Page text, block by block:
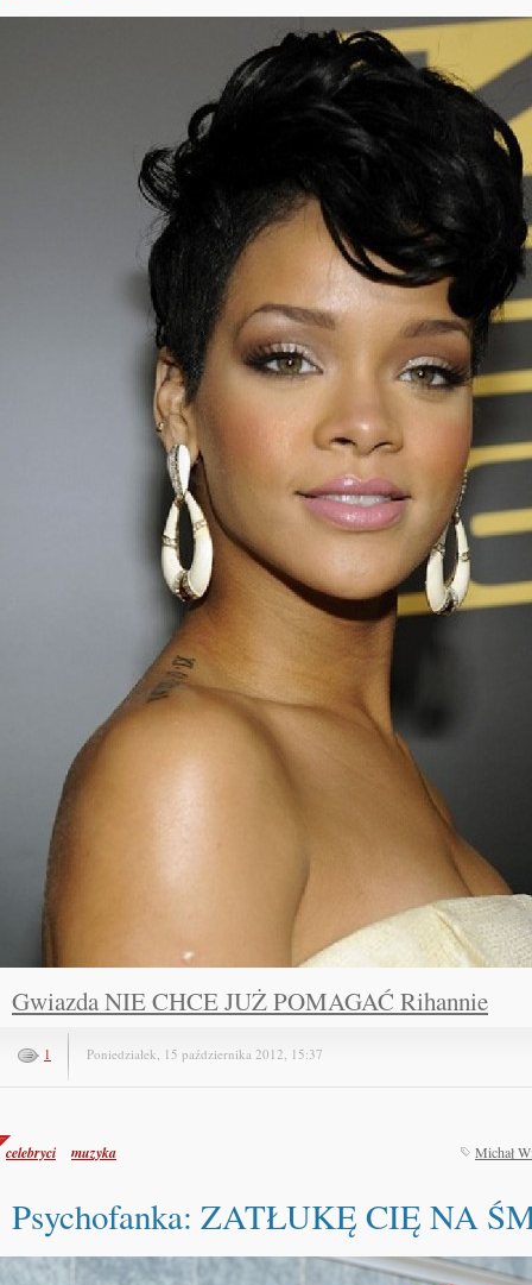
Gwiazda NIE CHCE JUŻ POMAGAĆ Rihannie
1 Poniedziałek, 15 października 2012, 15:37
celebryci muzyka Michał
Psychofanka: ZATŁUKĘ CIĘ NA